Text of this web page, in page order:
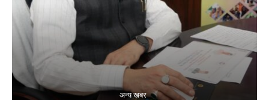
अन्य खबर